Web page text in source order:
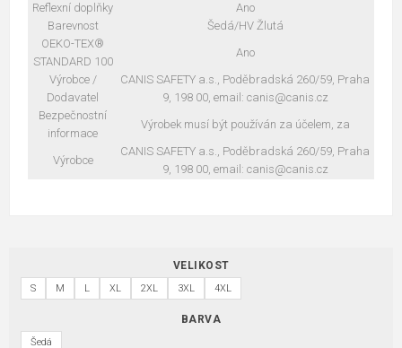
Reflexní doplňky
Ano
Barevnost
Šedá/HV Žlutá
OEKO-TEX®
STANDARD 100
Ano
Výrobce /
Dodavatel
CANIS SAFETY a.s., Poděbradská 260/59, Praha
9, 198 00, email: canis@canis.cz
Bezpečnostní
informace
Výrobek musí být používán za účelem, za
Výrobce
CANIS SAFETY a.s., Poděbradská 260/59, Praha
9, 198 00, email: canis@canis.cz
VELIKOST
S M L XL 2XL 3XL 4XL
BARVA
Šedá